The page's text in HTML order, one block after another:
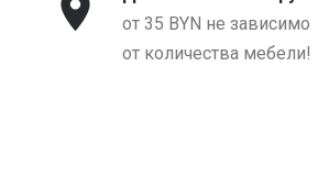
от 35 BYN не зависимо
от количества мебели!